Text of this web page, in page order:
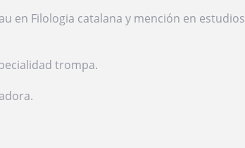
en Filologia catalana y mención en estudios
trompa.